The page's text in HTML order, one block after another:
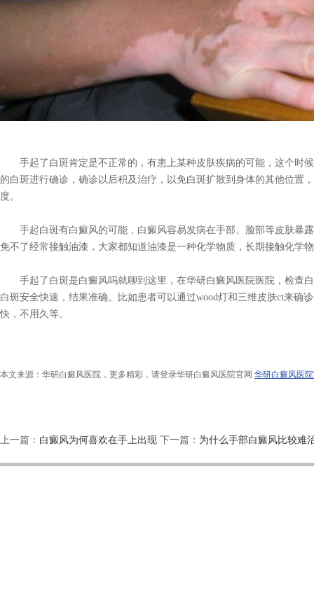
手起了白斑肯定是不正常的，有患上某种皮肤疾病的可能，这个时
的白斑进行确诊，确诊以后积及治疗，以免白斑扩散到身体的其他位置
度。
手起白斑有白癜风的可能，白癜风容易发病在手部、脸部等皮肤暴
免不了经常接触油漆，大家都知道油漆是一种化学物质，长期接触化学
手起了白斑是白癜风吗就聊到这里，在华研白癜风医院医院，检查
白斑安全快速，结果准确。比如患者可以通过wood灯和三维皮肤ct来确
快，不用久等。
本文来源：华研白癜风医院，更多精彩，请登录华研白癜风医院官网 华研白癜风医
上一篇： 白癜风为何喜欢在手上出现 下一篇： 为什么手部白癜风比较难